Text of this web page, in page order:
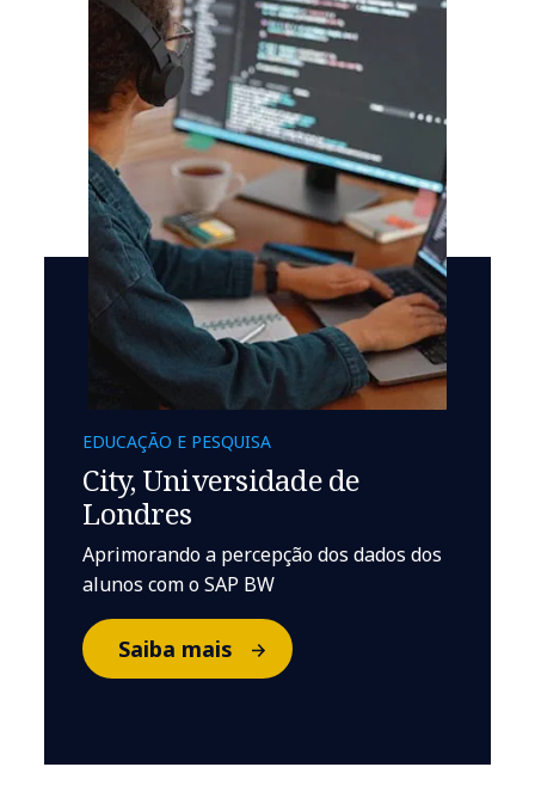
EDUCAÇÃO E PESQUISA
City, Universidade de
Londres
Aprimorando a percepção dos dados dos
alunos com o SAP BW
Saiba mais